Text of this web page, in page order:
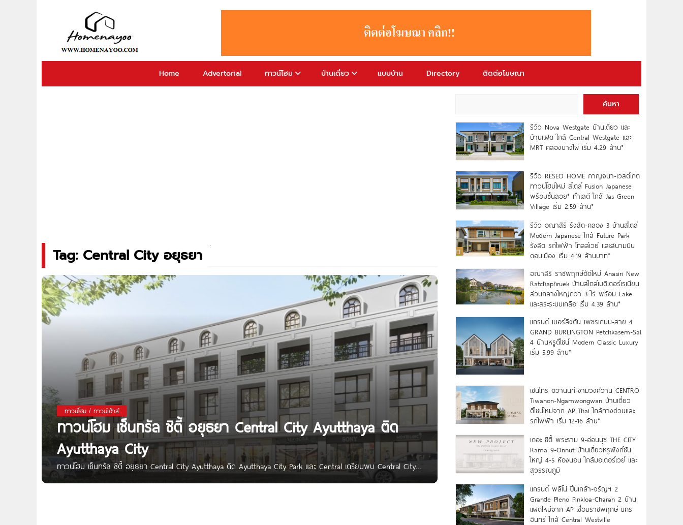
Home Advertorial ทาวน์โฮม บ้านเดี่ยว แบบบ้าน Directory ติดต่อโฆษณา
Tag: Central City อยุธยา
ทาวน์โฮม / ทาวน์เฮ้าส์
ทาวน์โฮม เซ็นทรัล ซิตี้ อยุธยา Central City Ayutthaya ติด
Ayutthaya City
ทาวน์โฮม เซ็นทรัล ซิตี้ อยุธยา Central City Ayutthaya ติด Ayutthaya City Park และ Central เตรียมพบ Central City
อยุธยา ทาวน์โฮมโครงการใหม่ บนทำเลศักยภาพ ติด Ayutthaya City Park และ Central เร็ว ๆ นี้ ชื่อโครงการ เซ็นทรัล
ค้นหา
รีวิว Nova Westgate บ้านเดี่ยว และ
บ้านแฝด ใกล้ Central Westgate และ
MRT คลองบางไผ่ เริ่ม 4.29 ล้าน*
รีวิว RESEO HOME กาญจนา-เวสต์เกต
ทาวน์โฮมใหม่ สไตล์ Fusion Japanese
พร้อมชั้นลอย* ทำเลดี ใกล้ Jas Green
Village เริ่ม 2.59 ล้าน*
รีวิว อณาสิริ รังสิต-คลอง 3 บ้านสไตล์
Modern Japanese ใกล้ Future Park
รังสิต รถไฟฟ้า โทลล์เวย์ และสนามบิน
ดอนเมือง เริ่ม 4.19 ล้านบาท*
อณาสิริ ราชพฤกษ์ตัดใหม่ Anasiri New
Ratchaphruek บ้านสไตล์เมดิเตอร์เรเนียน
ส่วนกลางใหญ่กว่า 3 ไร่ พร้อม Lake
และสระระบบเกลือ เริ่ม 4.39 ล้าน*
แกรนด์ เบอร์ลิงตัน เพชรเกษม-สาย 4
GRAND BURLINGTON Petchkasem-Sai
4 บ้านหรูดีไซน์ Modern Classic Luxury
เริ่ม 5.99 ล้าน*
เซนโทร ติวานนท์-งามวงศ์วาน CENTRO
Tiwanon-Ngamwongwan บ้านเดี่ยว
ดีไซน์ใหม่จาก AP Thai ใกล้ทางด่วนและ
รถไฟฟ้า เริ่ม 12-16 ล้าน*
เดอะ ซิตี้ พระราม 9-อ่อนนุช THE CITY
Rama 9-Onnut บ้านเดี่ยวหรูฟังก์ชัน
ใหญ่ 4-5 ห้องนอน ใกล้มอเตอร์เวย์ และ
สุวรรณภูมิ
แกรนด์ พลีโน่ ปิ่นเกล้า-จรัญฯ 2
Grande Pleno Pinkloa-Charan 2 บ้าน
แฝดใหม่จาก AP เชื่อมราชพฤกษ์-นคร
อินทร์ ใกล้ Central Westville